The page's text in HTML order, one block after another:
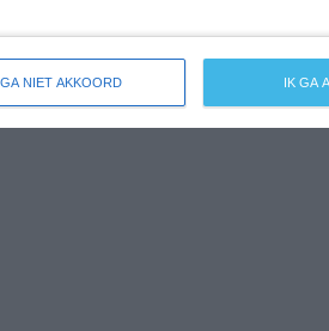
NIET AKKOORD IK GA